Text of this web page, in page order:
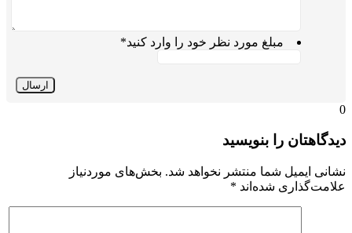
مبلغ مورد نظر خود را وارد کنید*
0
دیدگاهتان را بنویسید
نشانی ایمیل شما منتشر نخواهد شد. بخش‌های موردنیاز
علامت‌گذاری شده‌اند *